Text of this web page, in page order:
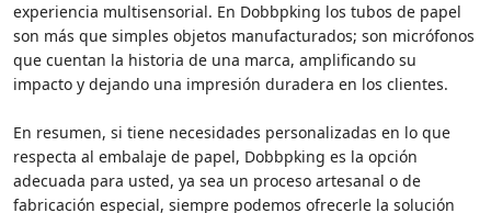
experiencia multisensorial. En Dobbpking los tubos de papel
son más que simples objetos manufacturados; son micrófonos
que cuentan la historia de una marca, amplificando su
impacto y dejando una impresión duradera en los clientes.
En resumen, si tiene necesidades personalizadas en lo que
respecta al embalaje de papel, Dobbpking es la opción
adecuada para usted, ya sea un proceso artesanal o de
fabricación especial, siempre podemos ofrecerle la solución